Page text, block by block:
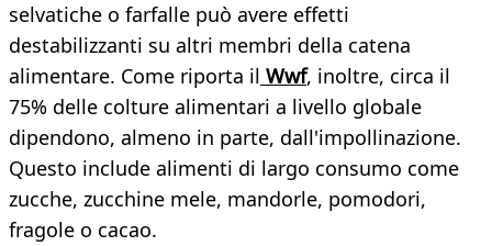
selvatiche o farfalle può avere effetti
destabilizzanti su altri membri della catena
alimentare. Come riporta il Wwf, inoltre, circa il
75% delle colture alimentari a livello globale
dipendono, almeno in parte, dall'impollinazione.
Questo include alimenti di largo consumo come
zucche, zucchine mele, mandorle, pomodori,
fragole o cacao.